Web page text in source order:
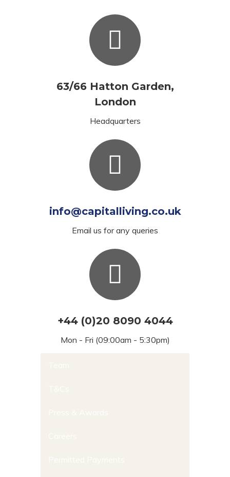
63/66 Hatton Garden,
London
Headquarters
info@capitalliving.co.uk
Email us for any queries
+44 (0)20 8090 4044
Mon - Fri (09:00am - 5:30pm)